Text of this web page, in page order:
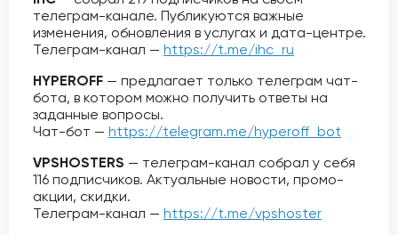
телеграм-канале. Публикуются важные
изменения, обновления в услугах и дата-центре.
Телеграм-канал — https://t.me/ihc_ru
HYPEROFF — предлагает только телеграм чат-
бота, в котором можно получить ответы на
заданные вопросы.
Чат-бот — https://telegram.me/hyperoff_bot
VPSHOSTERS — телеграм-канал собрал у себя
116 подписчиков. Актуальные новости, промо-
акции, скидки.
Телеграм-канал — https://t.me/vpshoster